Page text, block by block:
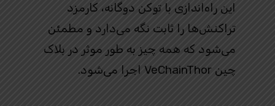
این راه‌اندازی با توکن دوگانه، کارمزد
تراکنش‌ها را ثابت نگه می‌دارد و مطمئن
می‌شود که همه چیز به طور موثر در بلاک
چین VeChainThor اجرا می‌شود.